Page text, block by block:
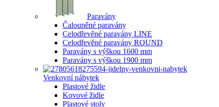
Paravány
Čalouněné paravány
Celodřevěné paravány LINE
Celodřevěné paravány ROUND
Paravány s výškou 1600 mm
Paravány s výškou 1900 mm
Venkovní nábytek
Plastové židle
Kovové židle
Plastové stoly